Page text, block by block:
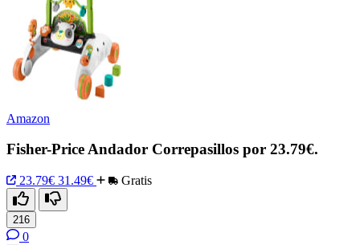
Amazon
Fisher-Price Andador Correpasillos por 23.79€.
23.79€ 31.49€ Gratis
216
0